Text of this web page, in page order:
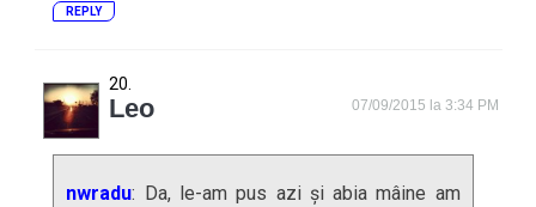
REPLY
Leo 07/09/2015 la 3:34 PM
nwradu: Da, le-am pus azi și abia mâine am